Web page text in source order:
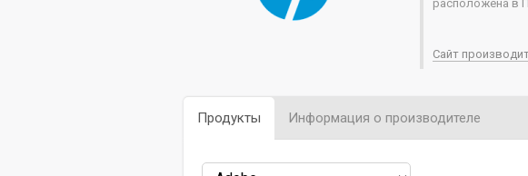
расположена в
Сайт
Продукты Информация о производителе